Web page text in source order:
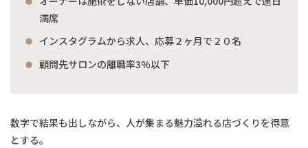
満席
インスタグラムから求人、応募２ヶ月で２０名
顧問先サロンの離職率3%以下
数字で結果も出しながら、人が集まる魅力溢れる店づくりを得意
とする。